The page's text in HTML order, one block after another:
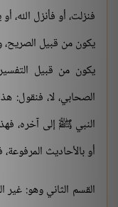
فنزلت، أو فأنزل الله،
يكون من قبيل الصريح،
يكون من قبيل
الصحابي، لا، فنقول:
النبي ﷺ إلى آخره،
أو بالأحاديث المرفوعة،
القسم الثاني وهو: غير